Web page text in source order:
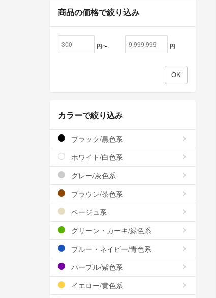
商品の価格で絞り込み
円〜 円
カラーで絞り込み
ブラック/黒色系
ホワイト/白色系
グレー/灰色系
ブラウン/茶色系
ベージュ系
グリーン・カーキ/緑色系
ブルー・ネイビー/青色系
パープル/紫色系
イエロー/黄色系